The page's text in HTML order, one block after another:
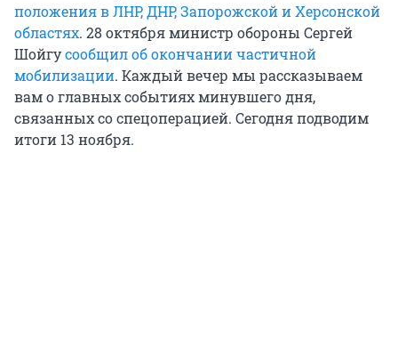
положения в ЛНР, ДНР, Запорожской и Херсонской
областях. 28 октября министр обороны Сергей
Шойгусообщил об окончании частичной
мобилизации. Каждый вечер мы рассказываем
вам о главных событиях минувшего дня,
связанных со спецоперацией. Сегодня подводим
итоги 13 ноября.